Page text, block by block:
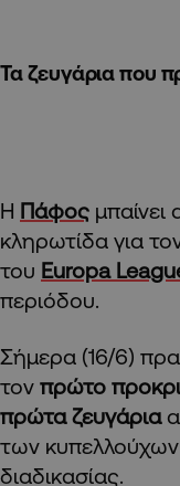
Τα ζευγάρια που
Η Πάφος μπαίνει
κληρωτίδα για
του Europa
περιόδου.
Σήμερα (16/6)
τον πρώτο
πρώτα ζευγάρια
των
διαδικασίας.